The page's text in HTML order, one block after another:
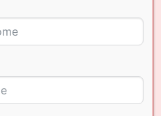
superiores a